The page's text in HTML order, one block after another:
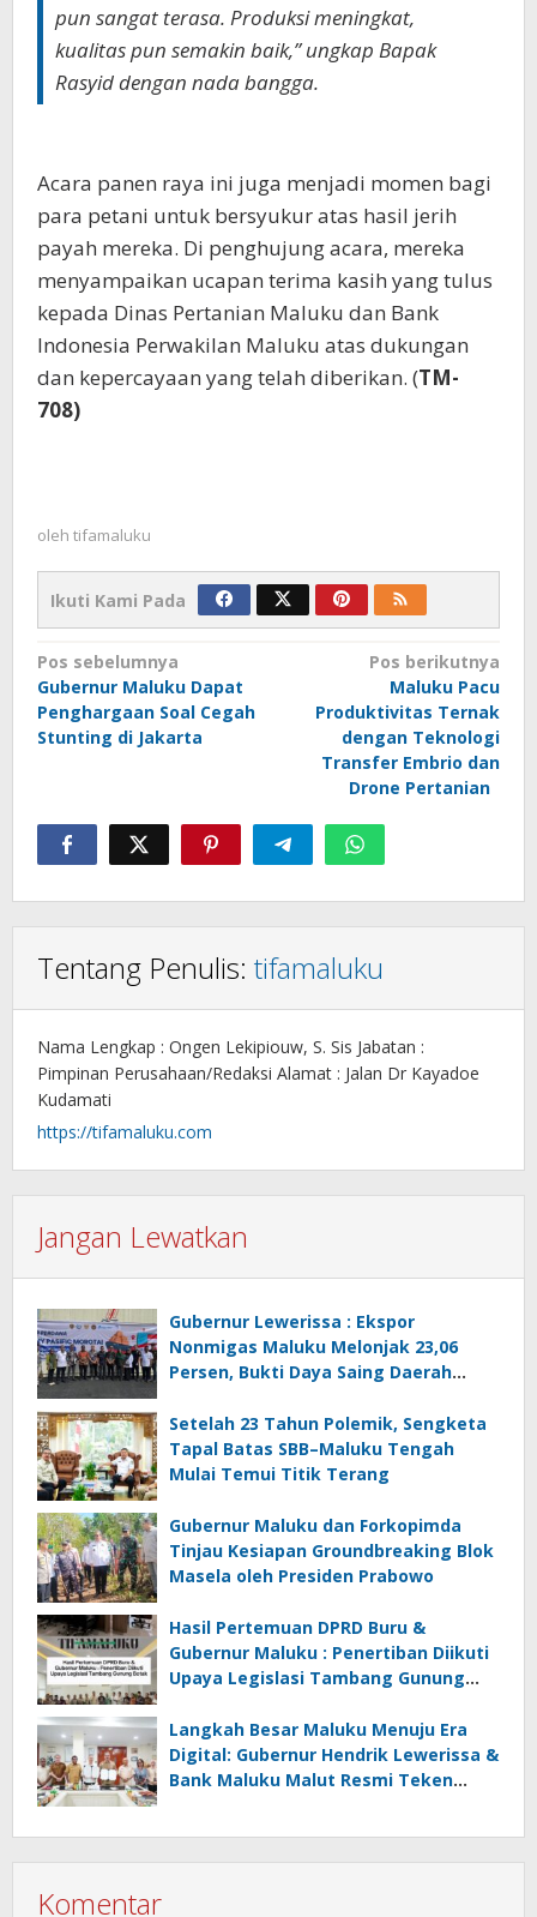
pun sangat terasa. Produksi meningkat,
kualitas pun semakin baik,” ungkap Bapak
Rasyid dengan nada bangga.
Acara panen raya ini juga menjadi momen bagi
para petani untuk bersyukur atas hasil jerih
payah mereka. Di penghujung acara, mereka
menyampaikan ucapan terima kasih yang tulus
kepada Dinas Pertanian Maluku dan Bank
Indonesia Perwakilan Maluku atas dukungan
dan kepercayaan yang telah diberikan. (TM-
708)
oleh tifamaluku
Ikuti Kami Pada
Navigasi
pos
Pos sebelumnya
Gubernur Maluku Dapat
Penghargaan Soal Cegah
Stunting di Jakarta
Pos berikutnya
Maluku Pacu
Produktivitas Ternak
dengan Teknologi
Transfer Embrio dan
Drone Pertanian
Tentang Penulis: tifamaluku
Nama Lengkap : Ongen Lekipiouw, S. Sis Jabatan :
Pimpinan Perusahaan/Redaksi Alamat : Jalan Dr Kayadoe
Kudamati
https://tifamaluku.com
Jangan Lewatkan
Gubernur Lewerissa : Ekspor
Nonmigas Maluku Melonjak 23,06
Persen, Bukti Daya Saing Daerah
Setelah 23 Tahun Polemik, Sengketa
Tapal Batas SBB–Maluku Tengah
Mulai Temui Titik Terang
Gubernur Maluku dan Forkopimda
Tinjau Kesiapan Groundbreaking Blok
Hasil Pertemuan DPRD Buru &
Gubernur Maluku : Penertiban Diikuti
Upaya Legislasi Tambang Gunung
Langkah Besar Maluku Menuju Era
Digital: Gubernur Hendrik Lewerissa &
Bank Maluku Malut Resmi Teken
Komentar